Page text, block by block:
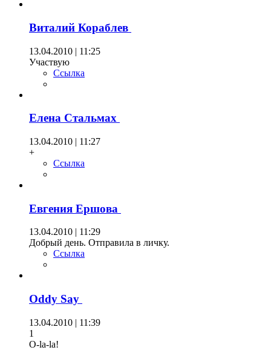
Виталий Кораблев
13.04.2010 | 11:25
Участвую
Ссылка
Елена Стальмах
13.04.2010 | 11:27
+
Ссылка
Евгения Ершова
13.04.2010 | 11:29
Добрый день. Отправила в личку.
Ссылка
Oddy Say
13.04.2010 | 11:39
1
O-la-la!